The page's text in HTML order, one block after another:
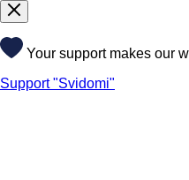
Your support makes our
Support "Svidomi"